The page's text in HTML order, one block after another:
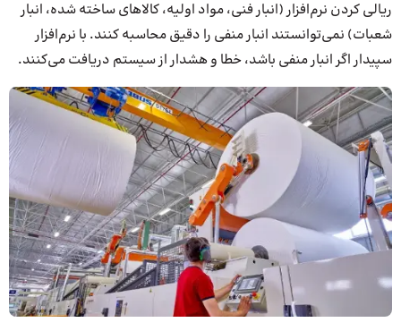
ریالی کردن نرم‌افزار (انبار فنی، مواد اولیه، کالاهای ساخته شده، انبار
شعبات) نمی‌توانستند انبار منفی را دقیق محاسبه کنند. با نرم‌افزار
سپیدار اگر انبار منفی باشد، خطا و هشدار از سیستم دریافت می‌کنند.